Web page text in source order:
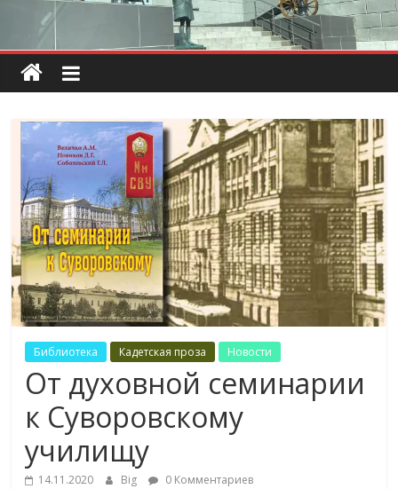
Библиотека Кадетская проза Новости
От духовной семинарии
к Суворовскому
училищу
14.11.2020 Big 0 Комментариев